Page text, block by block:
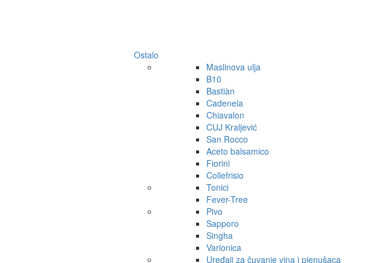
Ostalo
Maslinova ulja
B10
Bastiàn
Cadenela
Chiavalon
CUJ Kraljević
San Rocco
Aceto balsamico
Fiorini
Collefrisio
Tonici
Fever-Tree
Pivo
Sapporo
Singha
Varionica
Uređaji za čuvanje vina i pjenušaca